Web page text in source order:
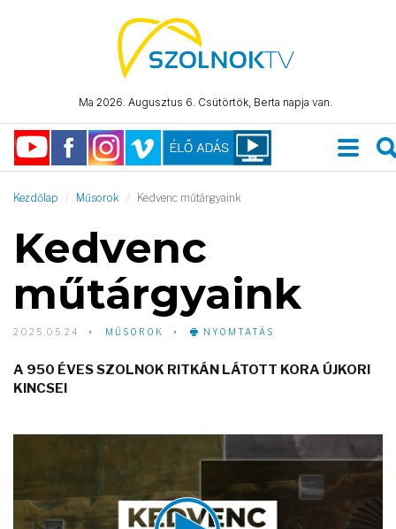
Ma 2026. Augusztus 6. Csütörtök, Berta napja van.
Kezdőlap Műsorok Kedvenc műtárgyaink
Kedvenc
műtárgyaink
2025.05.24 MŰSOROK NYOMTATÁS
A 950 ÉVES SZOLNOK RITKÁN LÁTOTT KORA ÚJKORI
KINCSEI